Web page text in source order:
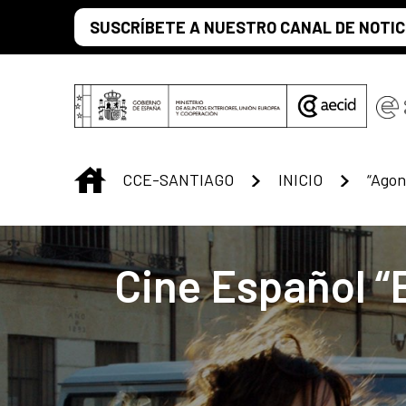
Saltar al contenido principal
SUSCRÍBETE A NUESTRO CANAL DE
INICIO
CCE-SANTIAGO INICIO
Centro Cultural
Cine Español